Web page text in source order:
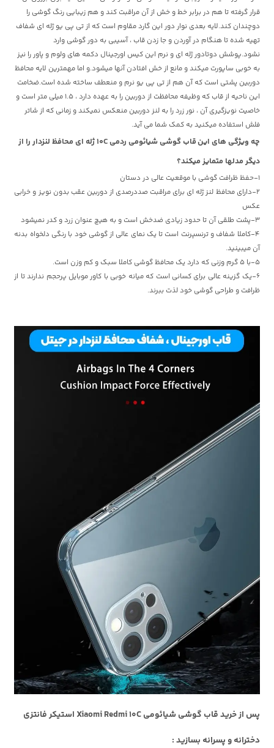
قرار گرفته تا هم در برابر خط و خش از آن مراقبت کند و هم زیبایی رنگ گوشی را
دوچندان کند.لایه بعدی نوار دور این گارد مقاوم است که از تی پی یو ژله ای شفاف
تهیه شده تا هنگام در آوردن و جا زدن قاب ، آسیبی به دور گوشی وارد
نشود.پوشش دوتادور ژله ای و نرم این کیس اورجینال دکمه های ولوم و پاور را نیز
به خوبی ساپورت میکند و مانع از خش افتادن آنها میشود.و اما مهمترین لایه محافظ
دوربین پشتی است که آن هم از تی پی یو نرم و منعطف ساخته شده است.ضخامت
این ناحیه از قاب که وظیفه محافظت از دوربین را به عهده دارد ، 1.5 میلی متر است و
خاصیت نویزگیری آن ، نور زرد را به لنز دوربین منعکس نمیکند و زمانی که از شاتر
فلش استفاده میکنید به کمک شما می آید.
چه ویژگی های این
قاب گوشی شیائومی ردمی 10C ژله ای محافظ لنزدار را از
دیگر مدلها متمایز میکند؟
1-حفظ ظرافت گوشی با موقعیت عالی در دستان
2-دارای محافظ لنز ژله ای برای مراقبت صددرصدی از دوربین عقب بدون نویز و خرابی
عکس
3-پشت طلقی آن تا حدود زیادی ضدخش است و به هیچ عنوان زرد و کدر نمیشود
4-کاملا شفاف و ترنسپرنت است تا یک نمای عالی از گوشی خود با رنگی دلخواه بدنه
آن میبینید.
5-با 5 گرم وزنی که دارد یک محافظ گوشی کاملا سبک و کم وزن است.
6-یک گزینه عالی برای کسانی است که میانه خوبی با کاور موبایل پرحجم ندارند تا از
ظرافت و طراحی گوشی خود لذت ببرند.
پس از خرید قاب گوشی شیائومی Xiaomi Redmi 10C استیکر فانتزی
دخترانه و پسرانه بسازید :